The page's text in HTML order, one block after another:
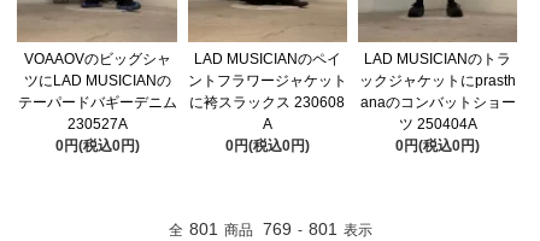
VOAAOVのビッグシャ
ツにLAD MUSICIANの
テーパードバギーデニム
230527A
0円(税込0円)
LAD MUSICIANのペイ
ントフラワージャケット
に袴スラックス 230608
A
0円(税込0円)
LAD MUSICIANのトラ
ックジャケットにprasth
anaのコンバットショー
ツ 250404A
0円(税込0円)
全 801 商品 769 - 801 表示